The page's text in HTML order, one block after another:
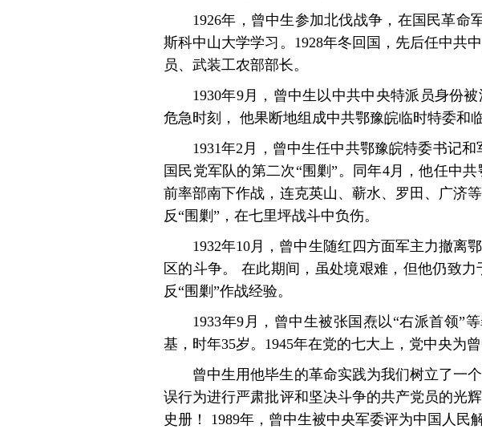
1926年，曾中生参加北伐战争，在国民革命
斯科中山大学学习。1928年冬回国，先后任中共
员、武装工农部部长。
1930年9月，曾中生以中共中央特派员身份
危急时刻， 他果断地组成中共鄂豫皖临时特委和
1931年2月，曾中生任中共鄂豫皖特委书记
国民党军队的第二次“围剿”。同年4月，他任中
前率部南下作战，连克英山、蕲水、罗田、广济
反“围剿”，在七里坪战斗中负伤。
1932年10月，曾中生随红四方面军主力撤离
区的斗争。 在此期间，虽处境艰难，但他仍致
反“围剿”作战经验。
1933年9月，曾中生被张国焘以“右派首领”
基，时年35岁。1945年在党的七大上，党中央为曾
曾中生用他毕生的革命实践为我们树立了一
误行为进行严肃批评和坚决斗争的共产党员的光
史册！ 1989年，曾中生被中央军委评为中国人民